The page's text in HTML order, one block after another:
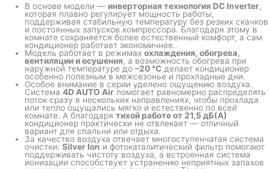
В основе модели — инверторная технология DC Inverter,
которая плавно регулирует мощность работы,
поддерживая стабильную температуру без резких скачков
и постоянных запусков компрессора. Благодаря этому в
комнате сохраняется более естественный комфорт, а сам
кондиционер работает экономичнее.
Модель работает в режимахохлаждения, обогрева,
вентиляции и осушения, а возможность обогрева при
наружной температуре до–20 °C делает кондиционер
особенно полезным в межсезонье и прохладные дни.
Особое внимание в серии уделено ощущению воздуха.
Система4D AUTO Air помогает равномерно распределять
поток сразу в нескольких направлениях, чтобы прохлада
или тепло ощущались мягко и естественно по всей
комнате. А благодарятихой работе от 21,5 дБ(А)
кондиционер практически не отвлекает — отличный
вариант для спальни или отдыха.
За качество воздуха отвечает многоступенчатая система
очистки:Silver Ion и фотокаталитический фильтр помогают
поддерживать чистоту воздуха, а встроенная система
ионизации способствует устранению неприятных запахов